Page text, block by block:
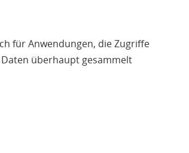
für Anwendungen, die Zugriffe
überhaupt gesammelt